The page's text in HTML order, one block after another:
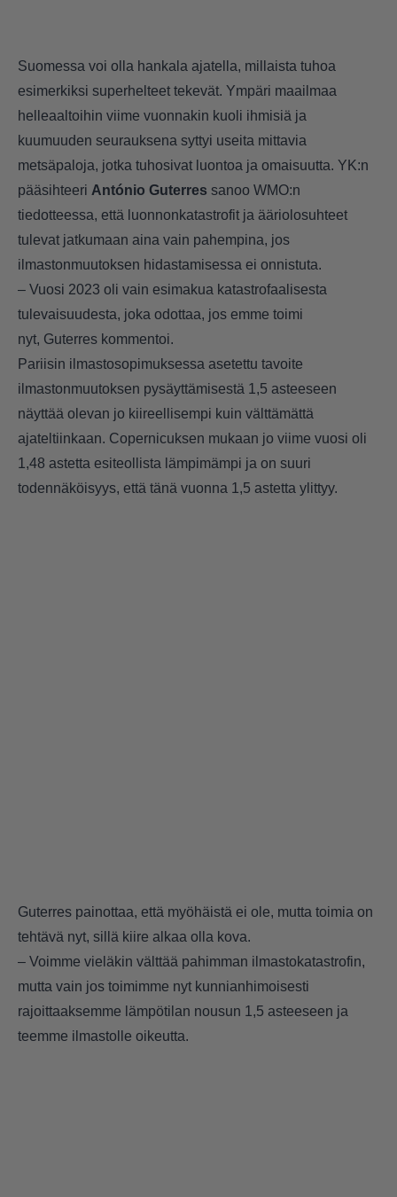
Suomessa voi olla hankala ajatella, millaista tuhoa
esimerkiksi superhelteet tekevät. Ympäri maailmaa
helleaaltoihin viime vuonnakin kuoli ihmisiä ja
kuumuuden seurauksena syttyi useita mittavia
metsäpaloja, jotka tuhosivat luontoa ja omaisuutta. YK:n
pääsihteeri António Guterres sanoo WMO:n
tiedotteessa, että luonnonkatastrofit ja ääriolosuhteet
tulevat jatkumaan aina vain pahempina, jos
ilmastonmuutoksen hidastamisessa ei onnistuta.
– Vuosi 2023 oli vain esimakua katastrofaalisesta
tulevaisuudesta, joka odottaa, jos emme toimi
nyt, Guterres kommentoi.
Pariisin ilmastosopimuksessa asetettu tavoite
ilmastonmuutoksen pysäyttämisestä 1,5 asteeseen
näyttää olevan jo kiireellisempi kuin välttämättä
ajateltiinkaan. Copernicuksen mukaan jo viime vuosi oli
1,48 astetta esiteollista lämpimämpi ja on suuri
todennäköisyys, että tänä vuonna 1,5 astetta ylittyy.
Guterres painottaa, että myöhäistä ei ole, mutta toimia on
tehtävä nyt, sillä kiire alkaa olla kova.
– Voimme vieläkin välttää pahimman ilmastokatastrofin,
mutta vain jos toimimme nyt kunnianhimoisesti
rajoittaaksemme lämpötilan nousun 1,5 asteeseen ja
teemme ilmastolle oikeutta.